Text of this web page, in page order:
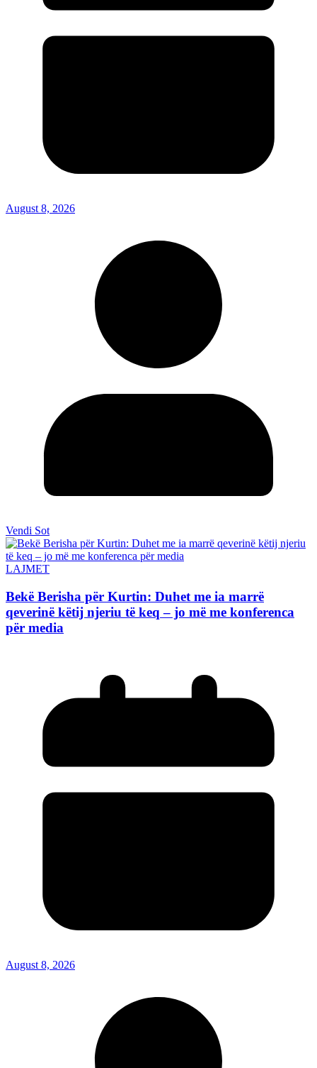
August 8, 2026
Vendi Sot
LAJMET
Bekë Berisha për Kurtin: Duhet me ia marrë
qeverinë këtij njeriu të keq – jo më me konferenca
për media
August 8, 2026